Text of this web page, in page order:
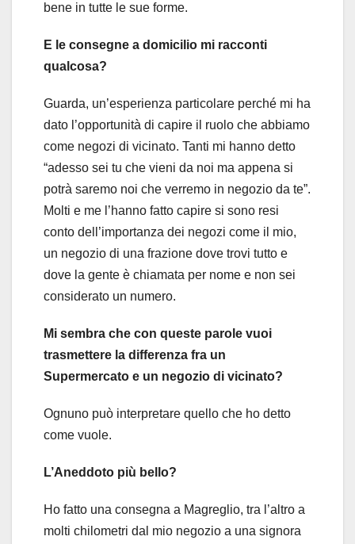
bene in tutte le sue forme.
E le consegne a domicilio mi racconti
qualcosa?
Guarda, un’esperienza particolare perché mi ha
dato l’opportunità di capire il ruolo che abbiamo
come negozi di vicinato. Tanti mi hanno detto
“adesso sei tu che vieni da noi ma appena si
potrà saremo noi che verremo in negozio da te”.
Molti e me l’hanno fatto capire si sono resi
conto dell’importanza dei negozi come il mio,
un negozio di una frazione dove trovi tutto e
dove la gente è chiamata per nome e non sei
considerato un numero.
Mi sembra che con queste parole vuoi
trasmettere la differenza fra un
Supermercato e un negozio di vicinato?
Ognuno può interpretare quello che ho detto
come vuole.
L’Aneddoto più bello?
Ho fatto una consegna a Magreglio, tra l’altro a
molti chilometri dal mio negozio a una signora